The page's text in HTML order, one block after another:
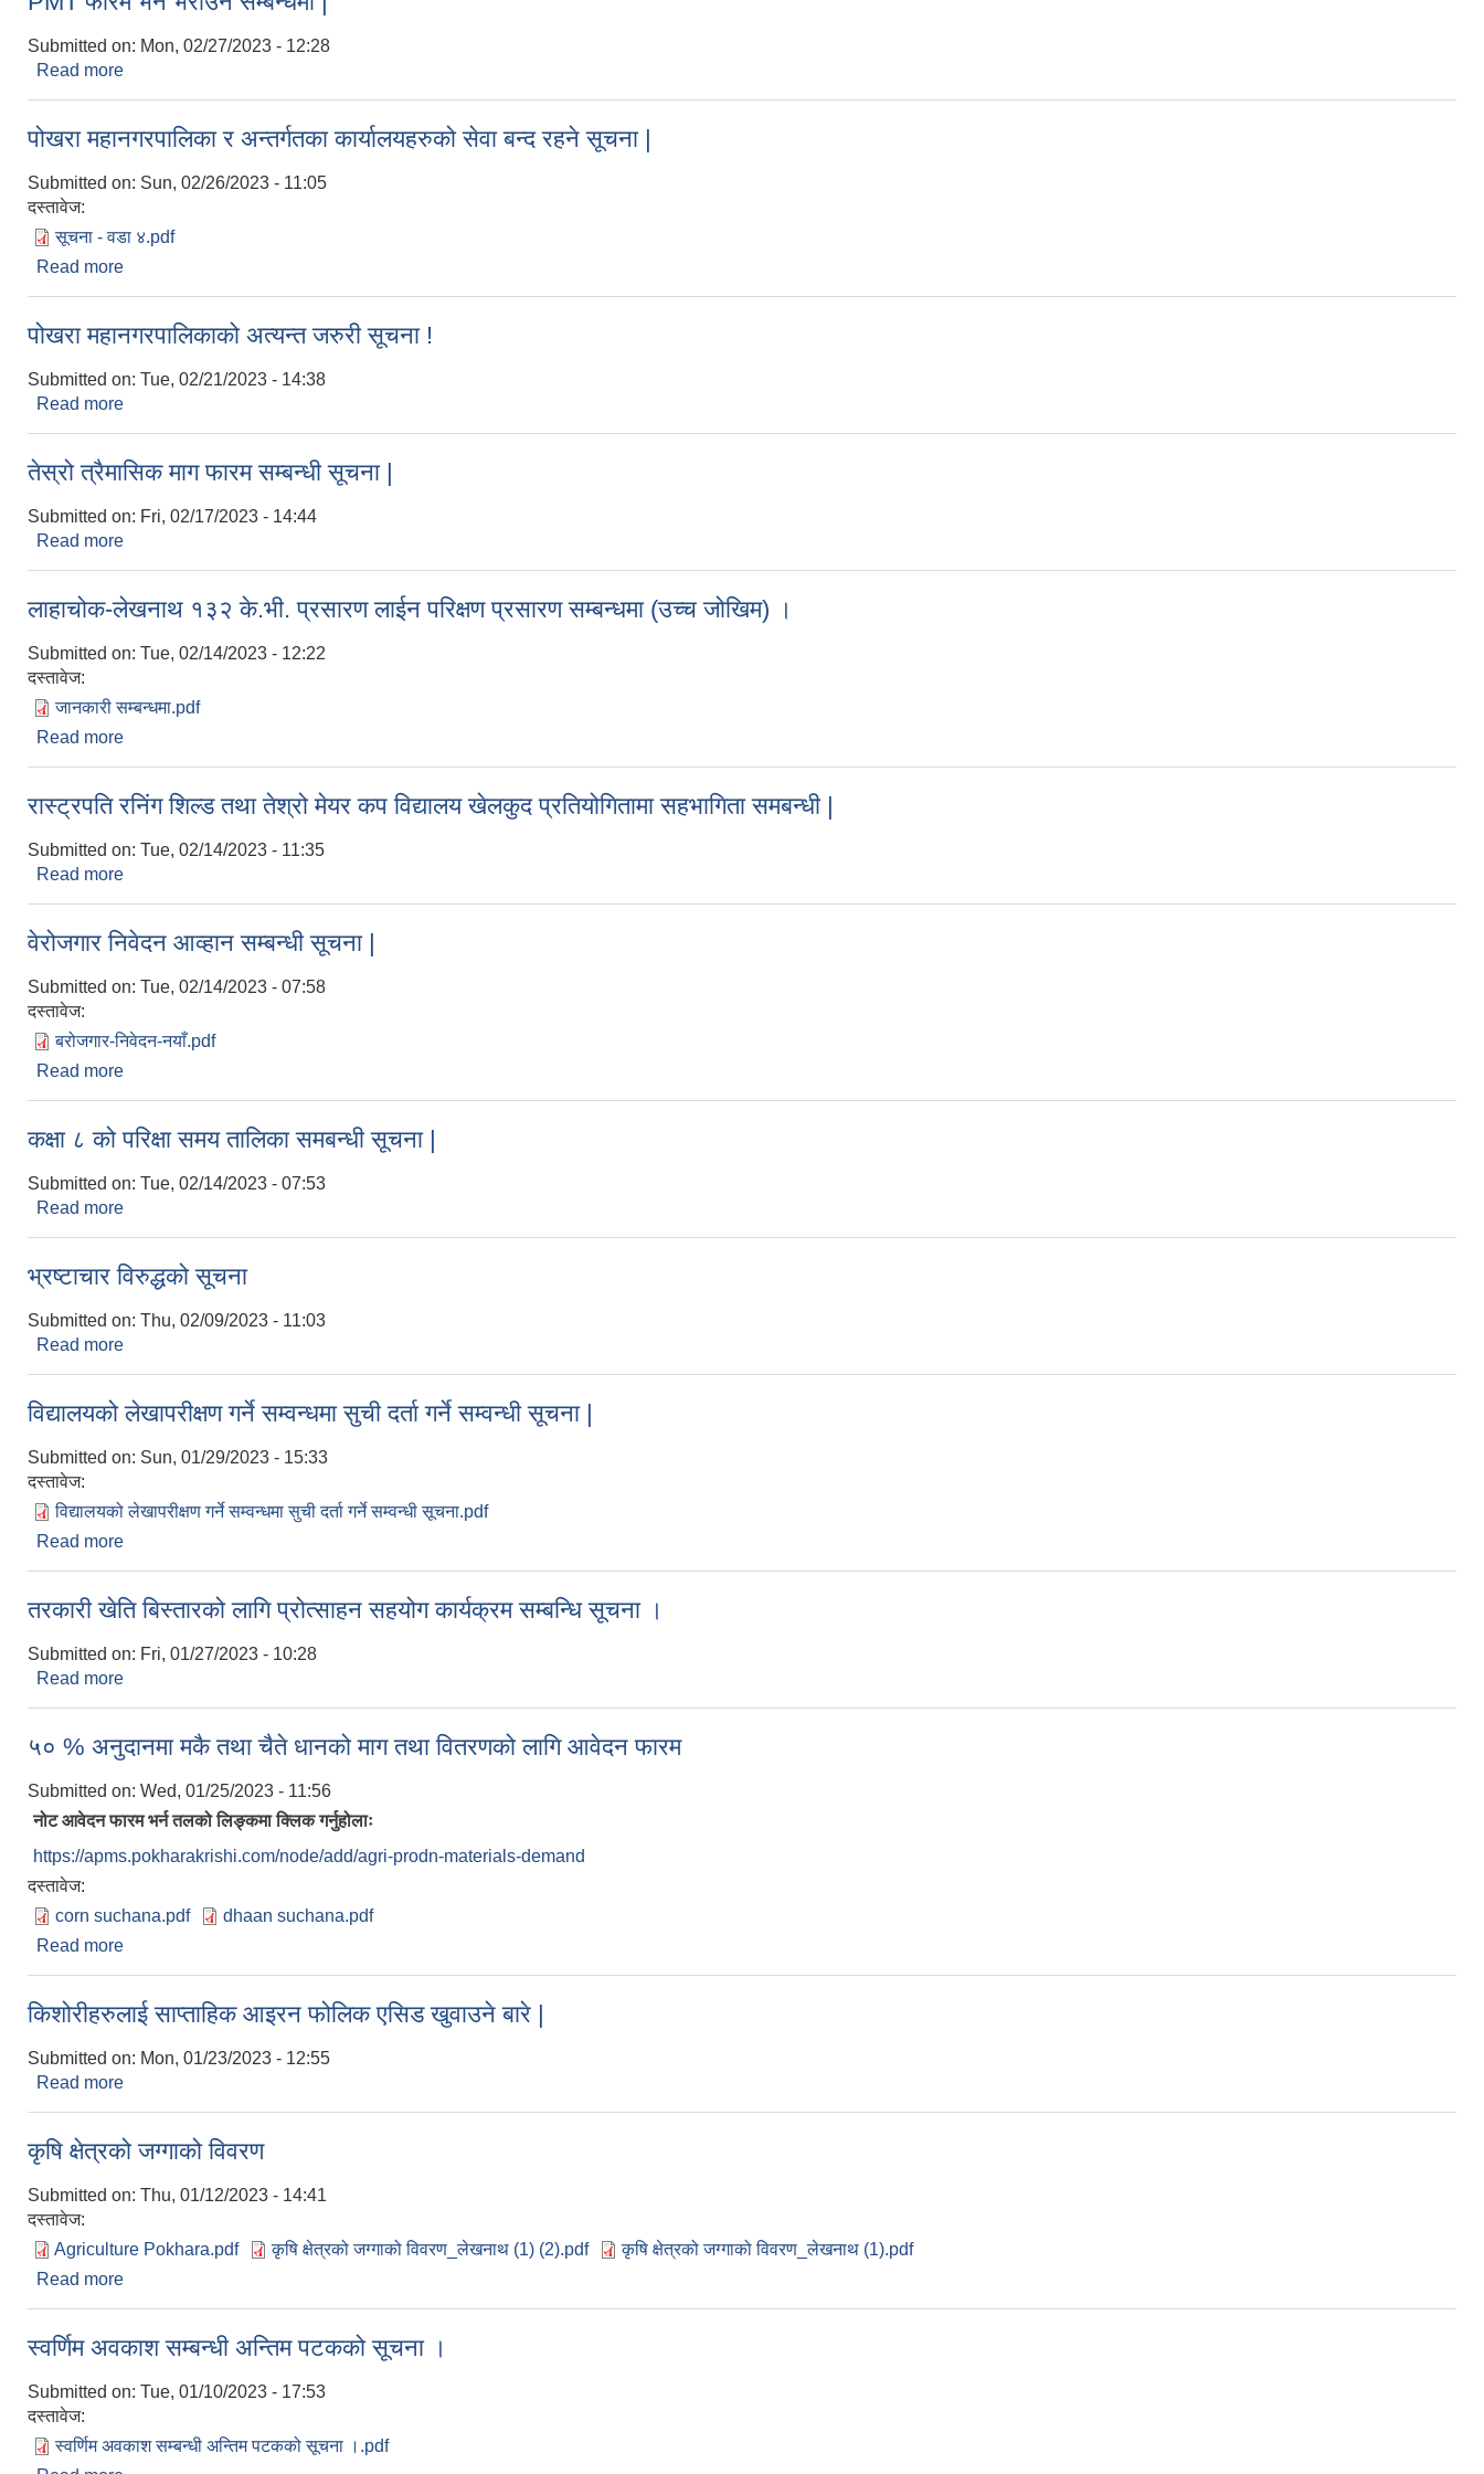
Submitted on: Mon, 02/27/2023 - 12:28
Read more
पोखरा महानगरपालिका र अन्तर्गतका कार्यालयहरुको सेवा बन्द रहने सूचना |
Submitted on: Sun, 02/26/2023 - 11:05
दस्तावेज:
सूचना - वडा ४.pdf
Read more
पोखरा महानगरपालिकाको अत्यन्त जरुरी सूचना !
Submitted on: Tue, 02/21/2023 - 14:38
Read more
तेस्रो त्रैमासिक माग फारम सम्बन्धी सूचना |
Submitted on: Fri, 02/17/2023 - 14:44
Read more
लाहाचोक-लेखनाथ १३२ के.भी. प्रसारण लाईन परिक्षण प्रसारण सम्बन्धमा (उच्च जोखिम) ।
Submitted on: Tue, 02/14/2023 - 12:22
दस्तावेज:
जानकारी सम्बन्धमा.pdf
Read more
रास्ट्रपति रनिंग शिल्ड तथा तेश्रो मेयर कप विद्यालय खेलकुद प्रतियोगितामा सहभागिता समबन्धी |
Submitted on: Tue, 02/14/2023 - 11:35
Read more
वेरोजगार निवेदन आव्हान सम्बन्धी सूचना |
Submitted on: Tue, 02/14/2023 - 07:58
दस्तावेज:
बरोजगार-निवेदन-नयाँ.pdf
Read more
कक्षा ८ को परिक्षा समय तालिका समबन्धी सूचना |
Submitted on: Tue, 02/14/2023 - 07:53
Read more
भ्रष्टाचार विरुद्धको सूचना
Submitted on: Thu, 02/09/2023 - 11:03
Read more
विद्यालयको लेखापरीक्षण गर्ने सम्वन्धमा सुची दर्ता गर्ने सम्वन्धी सूचना |
Submitted on: Sun, 01/29/2023 - 15:33
दस्तावेज:
विद्यालयको लेखापरीक्षण गर्ने सम्वन्धमा सुची दर्ता गर्ने सम्वन्धी सूचना.pdf
Read more
तरकारी खेति बिस्तारको लागि प्रोत्साहन सहयोग कार्यक्रम सम्बन्धि सूचना ।
Submitted on: Fri, 01/27/2023 - 10:28
Read more
५० % अनुदानमा मकै तथा चैते धानको माग तथा वितरणको लागि आवेदन फारम
Submitted on: Wed, 01/25/2023 - 11:56
नोट आवेदन फारम भर्न तलको लिङ्कमा क्लिक गर्नुहोलाः
https://apms.pokharakrishi.com/node/add/agri-prodn-materials-demand
दस्तावेज:
corn suchana.pdf
dhaan suchana.pdf
Read more
किशोरीहरुलाई साप्ताहिक आइरन फोलिक एसिड खुवाउने बारे |
Submitted on: Mon, 01/23/2023 - 12:55
Read more
कृषि क्षेत्रको जग्गाको विवरण
Submitted on: Thu, 01/12/2023 - 14:41
दस्तावेज:
Agriculture Pokhara.pdf
कृषि क्षेत्रको जग्गाको विवरण_लेखनाथ (1) (2).pdf
कृषि क्षेत्रको जग्गाको विवरण_लेखनाथ (1).pdf
Read more
स्वर्णिम अवकाश सम्बन्धी अन्तिम पटकको सूचना ।
Submitted on: Tue, 01/10/2023 - 17:53
दस्तावेज:
स्वर्णिम अवकाश सम्बन्धी अन्तिम पटकको सूचना ।.pdf